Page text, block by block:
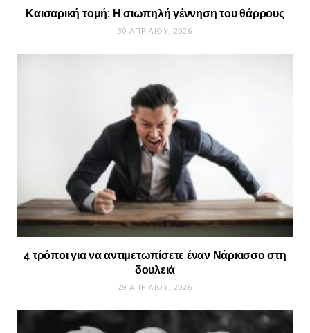
Καισαρική τομή: Η σιωπηλή γέννηση του θάρρους
30 ΑΠΡΙΛΊΟΥ, 2026
4 τρόποι για να αντιμετωπίσετε έναν Νάρκισσο στη
δουλειά
29 ΑΠΡΙΛΊΟΥ, 2026